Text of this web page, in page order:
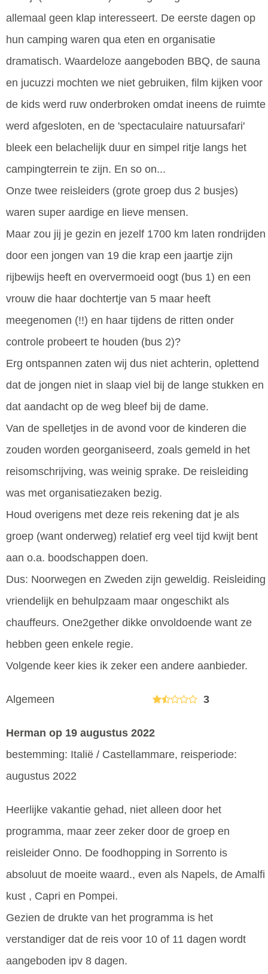
allemaal geen klap interesseert. De eerste dagen op
hun camping waren qua eten en organisatie
dramatisch. Waardeloze aangeboden BBQ, de sauna
en jucuzzi mochten we niet gebruiken, film kijken voor
de kids werd ruw onderbroken omdat ineens de ruimte
werd afgesloten, en de 'spectaculaire natuursafari'
bleek een belachelijk duur en simpel ritje langs het
campingterrein te zijn. En so on...
Onze twee reisleiders (grote groep dus 2 busjes)
waren super aardige en lieve mensen.
Maar zou jij je gezin en jezelf 1700 km laten rondrijden
door een jongen van 19 die krap een jaartje zijn
rijbewijs heeft en oververmoeid oogt (bus 1) en een
vrouw die haar dochtertje van 5 maar heeft
meegenomen (!!) en haar tijdens de ritten onder
controle probeert te houden (bus 2)?
Erg ontspannen zaten wij dus niet achterin, oplettend
dat de jongen niet in slaap viel bij de lange stukken en
dat aandacht op de weg bleef bij de dame.
Van de spelletjes in de avond voor de kinderen die
zouden worden georganiseerd, zoals gemeld in het
reisomschrijving, was weinig sprake. De reisleiding
was met organisatiezaken bezig.
Houd overigens met deze reis rekening dat je als
groep (want onderweg) relatief erg veel tijd kwijt bent
aan o.a. boodschappen doen.
Dus: Noorwegen en Zweden zijn geweldig. Reisleiding
vriendelijk en behulpzaam maar ongeschikt als
chauffeurs. One2gether dikke onvoldoende want ze
hebben geen enkele regie.
Volgende keer kies ik zeker een andere aanbieder.
Algemeen 3
Herman op 19 augustus 2022
bestemming: Italië / Castellammare, reisperiode:
augustus 2022
Heerlijke vakantie gehad, niet alleen door het
programma, maar zeer zeker door de groep en
reisleider Onno. De foodhopping in Sorrento is
absoluut de moeite waard., even als Napels, de Amalfi
kust , Capri en Pompei.
Gezien de drukte van het programma is het
verstandiger dat de reis voor 10 of 11 dagen wordt
aangeboden ipv 8 dagen.